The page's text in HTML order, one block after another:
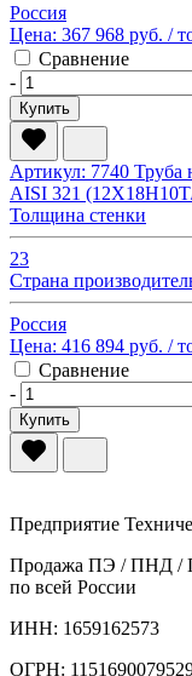
Россия
Цена: 367 968 руб. /
Сравнение
-
Купить
Артикул: 7740 Труба
AISI 321
Толщина стенки
23
Страна
Россия
Цена: 416 894 руб. /
Сравнение
-
Купить
Предприятие
Продажа ПЭ / ПНД /
по всей России
ИНН: 1659162573
ОГРН: